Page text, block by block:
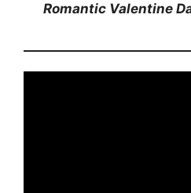
Romantic Valentine